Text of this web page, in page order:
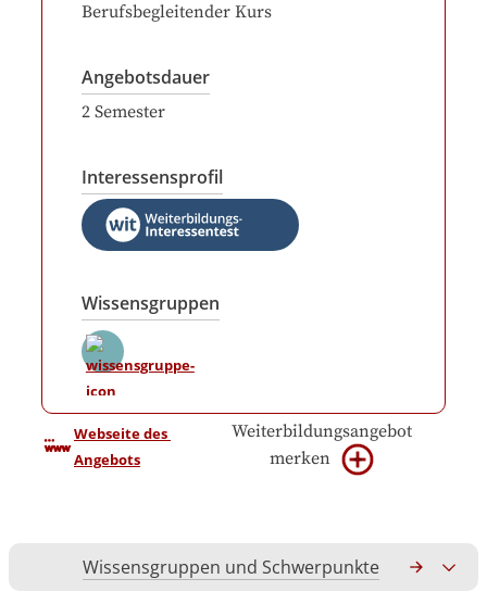
Berufsbegleitender Kurs
Angebotsdauer
2 Semester
Interessensprofil
Wissensgruppen
Webseite des
Angebots
Weiterbildungsangebot
merken
Wissensgruppen und Schwerpunkte